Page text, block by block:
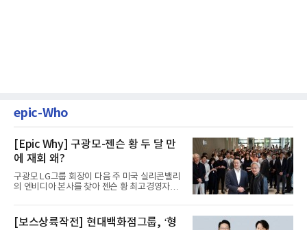
epic-Who
[Epic Why] 구광모-젠슨 황 두 달 만
에 재회 왜?
구광모 LG그룹 회장이 다음 주 미국 실리콘밸리
의 엔비디아 본사를 찾아 젠슨 황 최고경영자
[보스상륙작전] 현대백화점그룹, ‘형